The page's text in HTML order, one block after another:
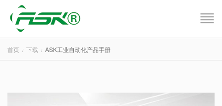
首页 下载 ASK工业自动化产品手册